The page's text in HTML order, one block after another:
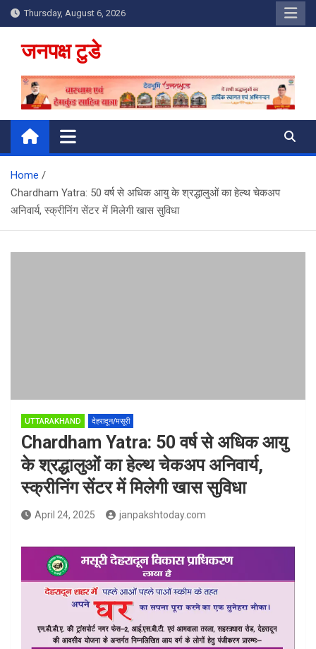
Skip
to
content
Thursday, August 6, 2026
जनपक्ष टुडे
Home
Chardham Yatra: 50 वर्ष से अधिक आयु के श्रद्धालुओं का हेल्‍थ चेकअप
अनिवार्य, स्क्रीनिंग सेंटर में मिलेगी खास सुविधा
UTTARAKHAND देहरादून/मसूरी
Chardham Yatra: 50 वर्ष से अधिक आयु
के श्रद्धालुओं का हेल्‍थ चेकअप अनिवार्य,
स्क्रीनिंग सेंटर में मिलेगी खास सुविधा
April 24, 2025 janpakshtoday.com